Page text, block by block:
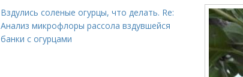
Вздулись соленые огурцы, что делать. Re:
Анализ микрофлоры рассола вздувшейся
банки с огурцами